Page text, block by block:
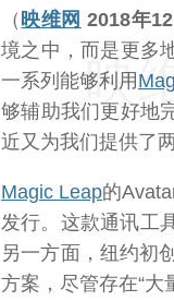
（ 映维网 2018年
境之中，而是更多
一系列能够利用
够辅助我们更好地
近又为我们提供了
Magic Leap的
发行。这款通讯工
另一方面，纽约初
方案，尽管存在“大
映